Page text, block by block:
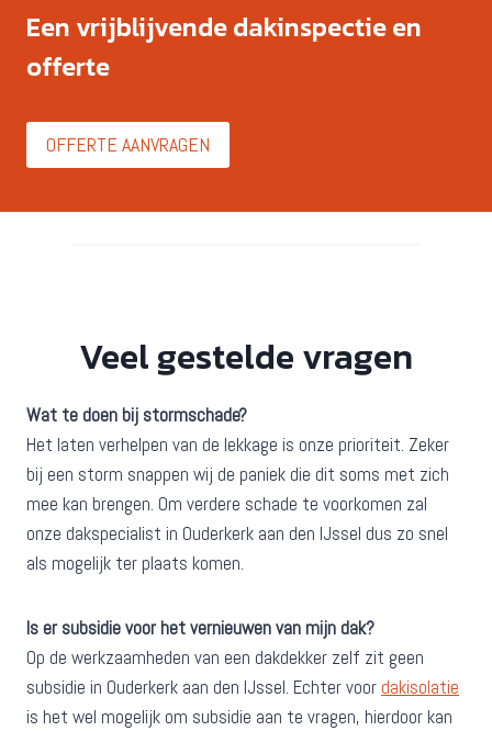
Een vrijblijvende dakinspectie en
offerte
OFFERTE AANVRAGEN
Veel gestelde vragen
Wat te doen bij stormschade?
Het laten verhelpen van de lekkage is onze prioriteit. Zeker
bij een storm snappen wij de paniek die dit soms met zich
mee kan brengen. Om verdere schade te voorkomen zal
onze dakspecialist in Ouderkerk aan den IJssel dus zo snel
als mogelijk ter plaats komen.
Is er subsidie voor het vernieuwen van mijn dak?
Op de werkzaamheden van een dakdekker zelf zit geen
subsidie in Ouderkerk aan den IJssel. Echter voor dakisolatie
is het wel mogelijk om subsidie aan te vragen, hierdoor kan